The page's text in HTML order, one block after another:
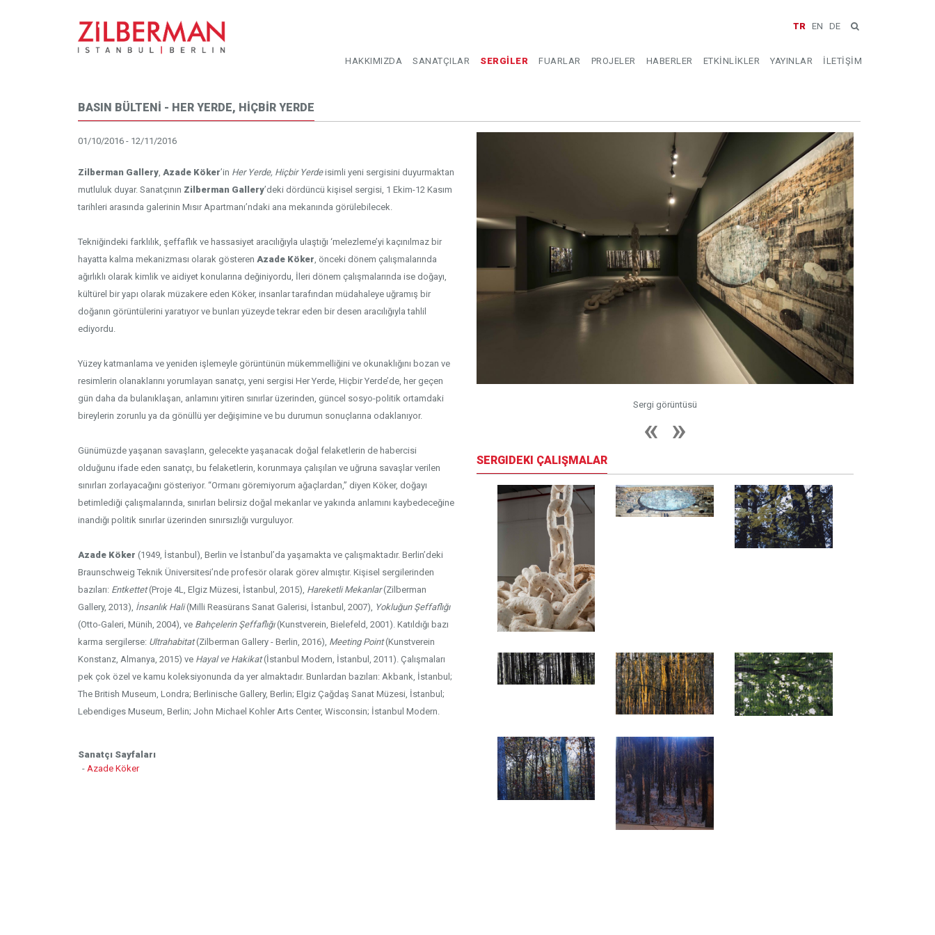
TR EN DE
HAKKIMIZDA SANATÇILAR SERGİLER FUARLAR PROJELER HABERLER ETKİNLİKLER YAYINLAR İLETİŞİM
BASIN BÜLTENİ - HER YERDE, HİÇBİR YERDE
01/10/2016 - 12/11/2016
Zilberman Gallery, Azade Köker’in Her Yerde, Hiçbir Yerdeisimli yeni sergisini duyurmaktan
mutluluk duyar. Sanatçının Zilberman Gallery’deki dördüncü kişisel sergisi, 1 Ekim-12 Kasım
tarihleri arasında galerinin Mısır Apartmanı’ndaki ana mekanında görülebilecek.
Tekniğindeki farklılık, şeffaflık ve hassasiyet aracılığıyla ulaştığı ‘melezleme’yi kaçınılmaz bir
hayatta kalma mekanizması olarak gösteren Azade Köker, önceki dönem çalışmalarında
ağırlıklı olarak kimlik ve aidiyet konularına değiniyordu, İleri dönem çalışmalarında ise doğayı,
kültürel bir yapı olarak müzakere eden Köker, insanlar tarafından müdahaleye uğramış bir
doğanın görüntülerini yaratıyor ve bunları yüzeyde tekrar eden bir desen aracılığıyla tahlil
ediyordu.
Yüzey katmanlama ve yeniden işlemeyle görüntünün mükemmelliğini ve okunaklığını bozan ve
resimlerin olanaklarını yorumlayan sanatçı, yeni sergisi Her Yerde, Hiçbir Yerde’de, her geçen
gün daha da bulanıklaşan, anlamını yitiren sınırlar üzerinden, güncel sosyo-politik ortamdaki
bireylerin zorunlu ya da gönüllü yer değişimine ve bu durumun sonuçlarına odaklanıyor.
Günümüzde yaşanan savaşların, gelecekte yaşanacak doğal felaketlerin de habercisi
olduğunu ifade eden sanatçı, bu felaketlerin, korunmaya çalışılan ve uğruna savaşlar verilen
sınırları zorlayacağını gösteriyor. “Ormanı göremiyorum ağaçlardan,” diyen Köker, doğayı
betimlediği çalışmalarında, sınırları belirsiz doğal mekanlar ve yakında anlamını kaybedeceğine
inandığı politik sınırlar üzerinden sınırsızlığı vurguluyor.
Azade Köker (1949, İstanbul), Berlin ve İstanbul’da yaşamakta ve çalışmaktadır. Berlin’deki
Braunschweig Teknik Üniversitesi’nde profesör olarak görev almıştır. Kişisel sergilerinden
bazıları: Entkettet(Proje 4L, Elgiz Müzesi, İstanbul, 2015), Hareketli Mekanlar(Zilberman
Gallery, 2013), İnsanlık Hali(Milli Reasürans Sanat Galerisi, İstanbul, 2007), Yokluğun Şeffaflığı
(Otto-Galeri, Münih, 2004), ve Bahçelerin Şeffaflığı(Kunstverein, Bielefeld, 2001). Katıldığı bazı
karma sergilerse: Ultrahabitat(Zilberman Gallery - Berlin, 2016), Meeting Point(Kunstverein
Konstanz, Almanya, 2015) ve Hayal ve Hakikat(İstanbul Modern, İstanbul, 2011). Çalışmaları
pek çok özel ve kamu koleksiyonunda da yer almaktadır. Bunlardan bazıları: Akbank, İstanbul;
The British Museum, Londra; Berlinische Gallery, Berlin; Elgiz Çağdaş Sanat Müzesi, İstanbul;
Lebendiges Museum, Berlin; John Michael Kohler Arts Center, Wisconsin; İstanbul Modern.
Sanatçı Sayfaları
- Azade Köker
Sergi görüntüsü
SERGIDEKI ÇALIŞMALAR